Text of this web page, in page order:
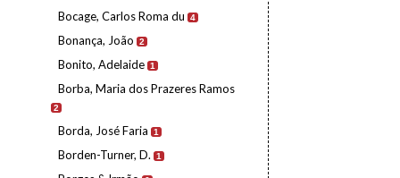
Bocage, Carlos Roma du 4
Bonança, João 2
Bonito, Adelaide 1
Borba, Maria dos Prazeres Ramos
2
Borda, José Faria 1
Borden-Turner, D. 1